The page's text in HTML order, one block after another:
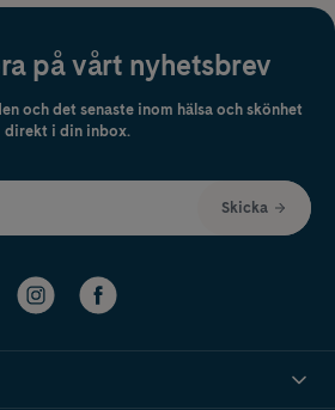
på vårt nyhetsbrev
och det senaste inom hälsa och skönhet
direkt i din inbox.
Skicka